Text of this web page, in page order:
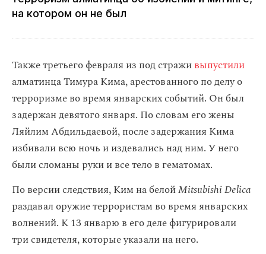
на котором он не был
Также третьего февраля из под страживыпустили
алматинца Тимура Кима, арестованного по делу о
терроризме во время январских событий. Он был
задержан девятого января. По словам его жены
Ляйлим Абдильдаевой, после задержания Кима
избивали всю ночь и издевались над ним. У него
были сломаны руки и все тело в гематомах.
По версии следствия, Ким на белойMitsubishi Delica
раздавал оружие террористам во время январских
волнений. К 13 январю в его деле фигурировали
три свидетеля, которые указали на него.